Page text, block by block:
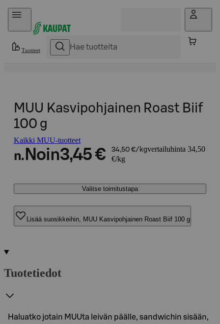
Hyppää sisältöön
Tuotteet
MUU Kasvipohjainen Roast Biif
100 g
Kaikki MUU-tuotteet
n. Noin3,45 € 34,50 €/kgvertailuhinta 34,50
€/kg
Valitse toimitustapa
Lisää suosikkeihin, MUU Kasvipohjainen Roast Biif 100 g
Tuotetiedot
Haluatko jotain MUUta leivän päälle, sandwichin sisään,